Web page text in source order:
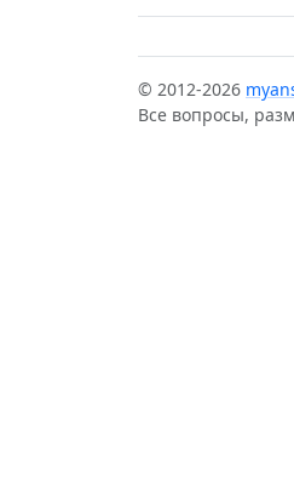
© 2012-2026
Все вопросы,